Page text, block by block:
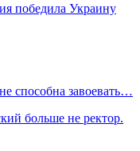
победила Украину
способна завоевать…
больше не ректор.